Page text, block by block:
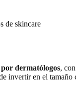
de skincare
dermatólogos,
invertir en el tamaño